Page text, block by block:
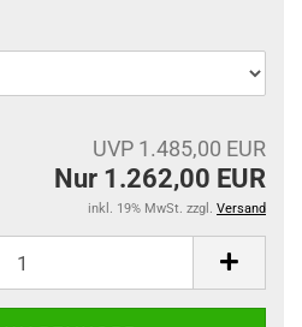
UVP 1.485,00 EUR
Nur 1.262,00 EUR
inkl. 19% MwSt. zzgl. Versand